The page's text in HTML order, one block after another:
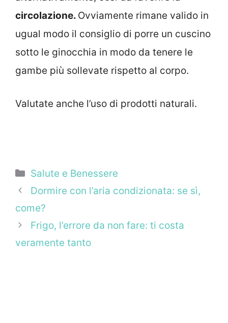
circolazione. Ovviamente rimane valido in
ugual modo il consiglio di porre un cuscino
sotto le ginocchia in modo da tenere le
gambe più sollevate rispetto al corpo.
Valutate anche l’uso di prodotti naturali.
Categorie
Salute e Benessere
Dormire con l’aria condizionata: se sì,
come?
Frigo, l’errore da non fare: ti costa
veramente tanto